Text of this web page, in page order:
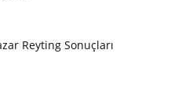
Reyting Sonuçları